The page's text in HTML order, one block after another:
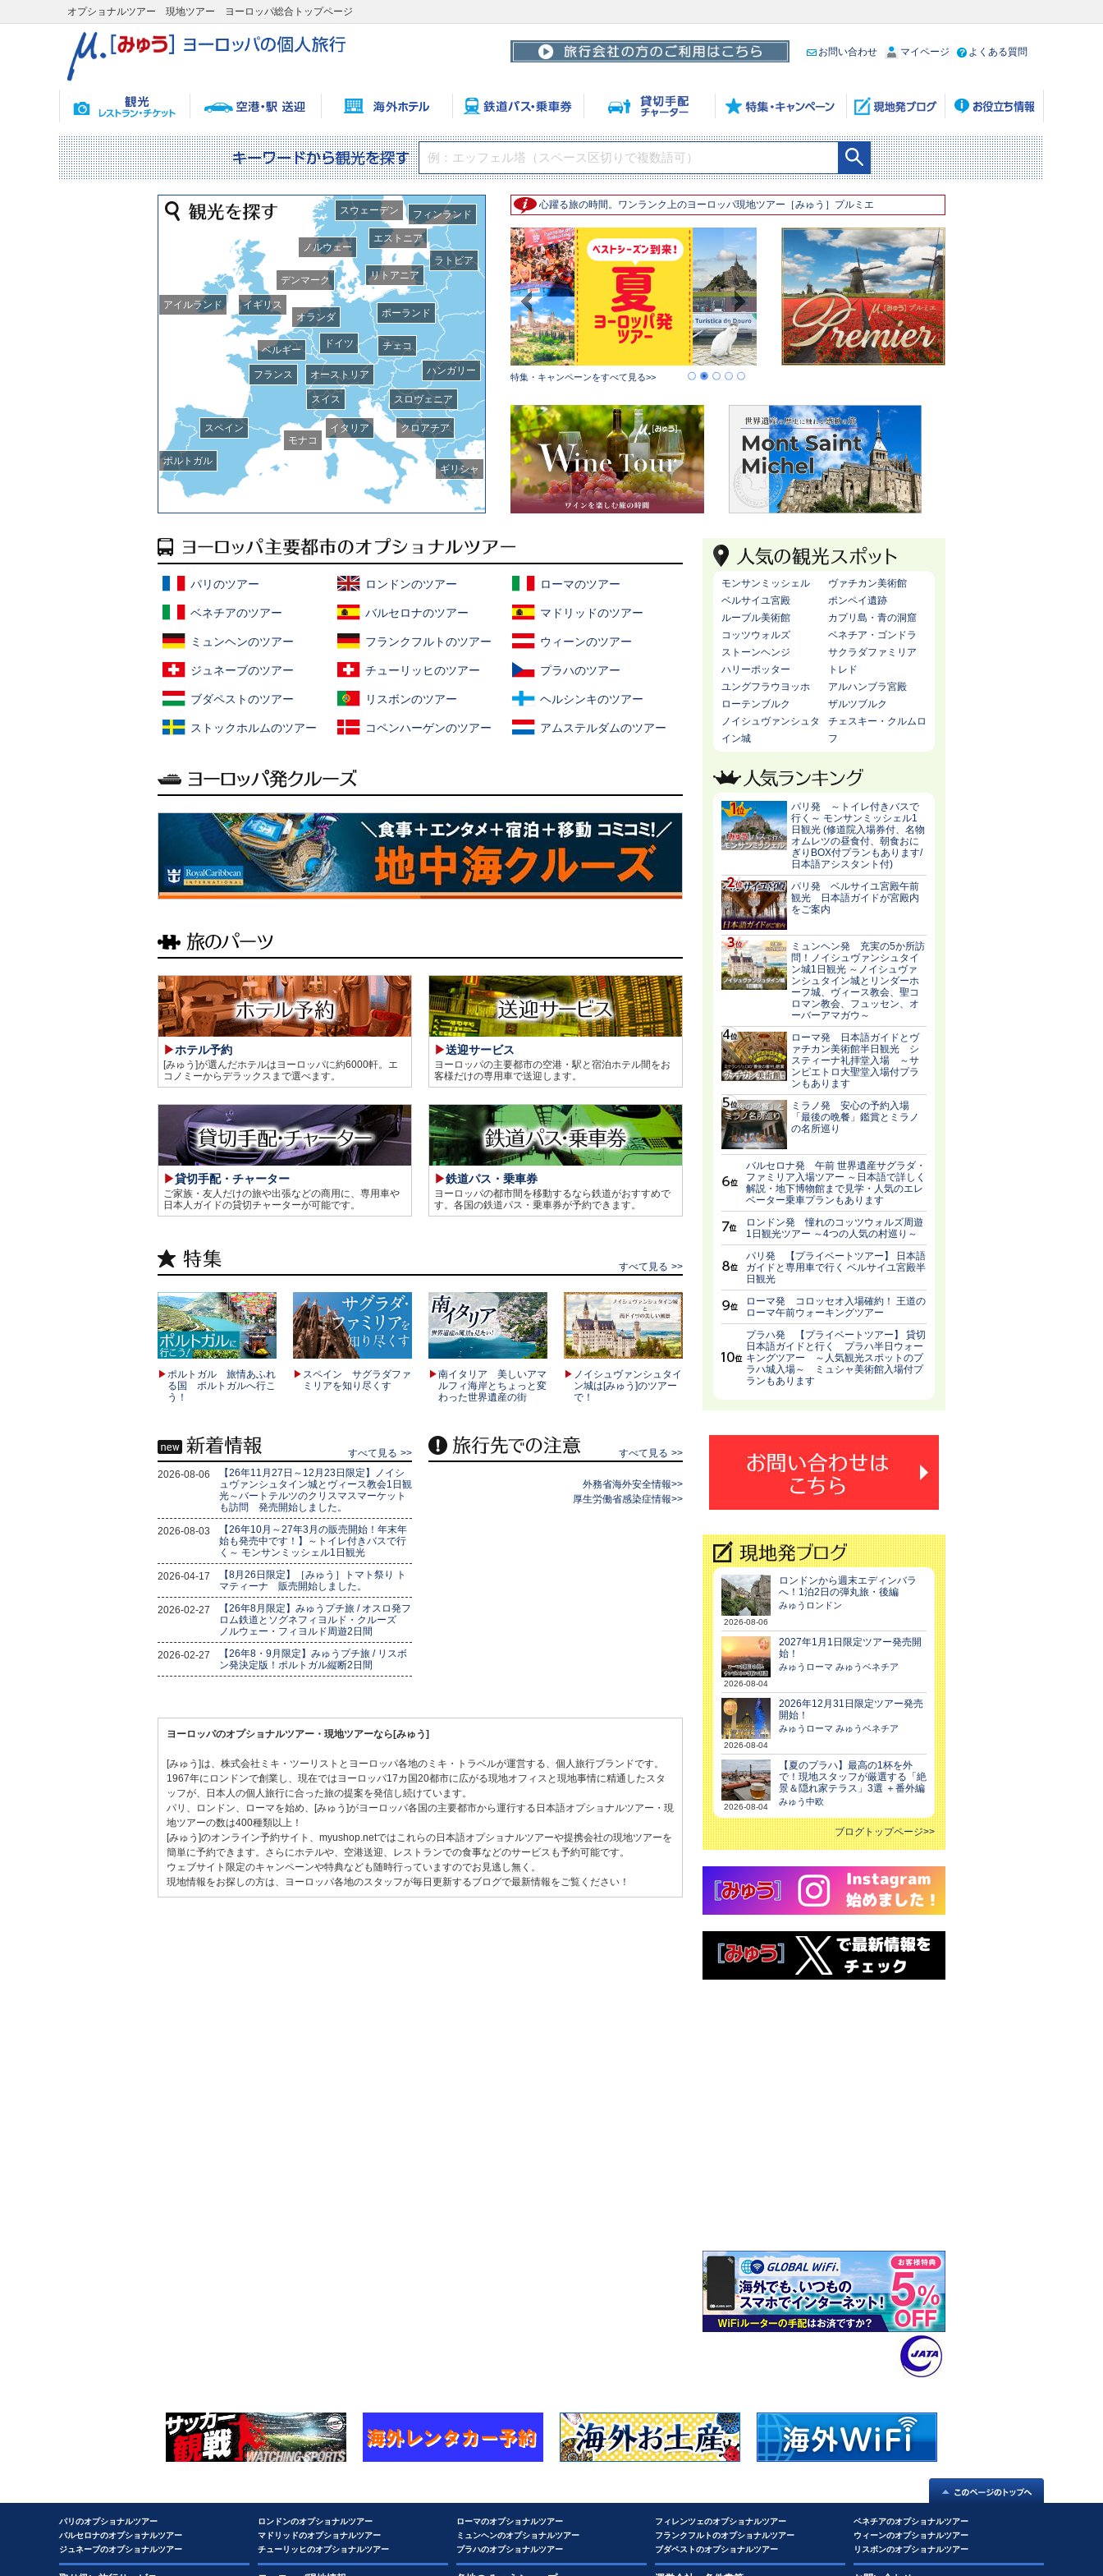
オプショナルツアー 現地ツアー ヨーロッパ総合トップページ
お問い合わせ マイページ よくある質問
フランス
イタリア
スペイン
イギリス
ドイツ
オーストリア
チェコ
ハンガリー
アイルランド
スイス
ベルギー
フィンランド
ノルウェー
ポーランド
ポルトガル
リトアニア
クロアチア
スロヴェニア
エストニア
ラトビア
スウェーデン
デンマーク
オランダ
モナコ
ギリシャ
心躍る旅の時間。ワンランク上のヨーロッパ現地ツアー［みゅう］プルミエ
特集・キャンペーンをすべて見る>>
パリのツアー ロンドンのツアー ローマのツアー
ベネチアのツアー バルセロナのツアー マドリッドのツアー
ミュンヘンのツアー フランクフルトのツアー ウィーンのツアー
ジュネーブのツアー チューリッヒのツアー プラハのツアー
ブダペストのツアー リスボンのツアー ヘルシンキのツアー
ストックホルムのツアー コペンハーゲンのツアー アムステルダムのツアー
ホテル予約
[みゅう]が選んだホテルはヨーロッパに約6000軒。エ
コノミーからデラックスまで選べます。
送迎サービス
ヨーロッパの主要都市の空港・駅と宿泊ホテル間をお
客様だけの専用車で送迎します。
貸切手配・チャーター
ご家族・友人だけの旅や出張などの商用に、専用車や
日本人ガイドの貸切チャーターが可能です。
鉄道パス・乗車券
ヨーロッパの都市間を移動するなら鉄道がおすすめで
す。各国の鉄道パス・乗車券が予約できます。
すべて見る
ポルトガル 旅情あふれ
る国 ポルトガルへ行こ
う！
スペイン サグラダファ
ミリアを知り尽くす
南イタリア 美しいアマ
ルフィ海岸とちょっと変
わった世界遺産の街
ノイシュヴァンシュタイ
ン城は[みゅう]のツアー
で！
すべて見る
2026-08-06
【26年11月27日～12月23日限定】ノイシ
ュヴァンシュタイン城とヴィース教会1日観
光～バートテルツのクリスマスマーケット
も訪問 発売開始しました。
2026-08-03
【26年10月～27年3月の販売開始！年末年
始も発売中です！】～トイレ付きバスで行
く～ モンサンミッシェル1日観光
2026-04-17
【8月26日限定】［みゅう］トマト祭り ト
マティーナ 販売開始しました。
2026-02-27
【26年8月限定】みゅうプチ旅 / オスロ発フ
ロム鉄道とソグネフィヨルド・クルーズ
ノルウェー・フィヨルド周遊2日間
2026-02-27
【26年8・9月限定】みゅうプチ旅 / リスボ
ン発決定版！ポルトガル縦断2日間
すべて見る
外務省海外安全情報>>
厚生労働省感染症情報>>
ヨーロッパのオプショナルツアー・現地ツアーなら[みゅう]
[みゅう]は、株式会社ミキ・ツーリストとヨーロッパ各地のミキ・トラベルが運営する、個人旅行ブランドです。
1967年にロンドンで創業し、現在ではヨーロッパ17カ国20都市に広がる現地オフィスと現地事情に精通したスタ
ッフが、日本人の個人旅行に合った旅の提案を発信し続けています。
パリ、ロンドン、ローマを始め、[みゅう]がヨーロッパ各国の主要都市から運行する日本語オプショナルツアー・現
地ツアーの数は400種類以上！
[みゅう]のオンライン予約サイト、myushop.netではこれらの日本語オプショナルツアーや提携会社の現地ツアーを
簡単に予約できます。さらにホテルや、空港送迎、レストランでの食事などのサービスも予約可能です。
ウェブサイト限定のキャンペーンや特典なども随時行っていますのでお見逃し無く。
現地情報をお探しの方は、ヨーロッパ各地のスタッフが毎日更新するブログで最新情報をご覧ください！
モンサンミッシェル
ヴァチカン美術館
ベルサイユ宮殿
ポンペイ遺跡
ルーブル美術館
カプリ島・青の洞窟
コッツウォルズ
ベネチア・ゴンドラ
ストーンヘンジ
サクラダファミリア
ハリーポッター
トレド
ユングフラウヨッホ
アルハンブラ宮殿
ローテンブルク
ザルツブルク
ノイシュヴァンシュタ
イン城
チェスキー・クルムロ
フ
パリ発 ～トイレ付きバスで
行く～ モンサンミッシェル1
日観光 (修道院入場券付、名物
オムレツの昼食付、朝食おに
ぎりBOX付プランもあります/
日本語アシスタント付)
パリ発 ベルサイユ宮殿午前
観光 日本語ガイドが宮殿内
をご案内
ミュンヘン発 充実の5か所訪
問！ノイシュヴァンシュタイ
ン城1日観光 ～ノイシュヴァ
ンシュタイン城とリンダーホ
ーフ城、ヴィース教会、聖コ
ロマン教会、フュッセン、オ
ーバーアマガウ～
ローマ発 日本語ガイドとヴ
ァチカン美術館半日観光 シ
スティーナ礼拝堂入場 ～サ
ンピエトロ大聖堂入場付プラ
ンもあります
ミラノ発 安心の予約入場
「最後の晩餐」鑑賞とミラノ
の名所巡り
バルセロナ発 午前 世界遺産サグラダ・
ファミリア入場ツアー ～日本語で詳しく
解説・地下博物館まで見学・人気のエレ
ベーター乗車プランもあります
ロンドン発 憧れのコッツウォルズ周遊
1日観光ツアー ～4つの人気の村巡り～
パリ発 【プライベートツアー】 日本語
ガイドと専用車で行く ベルサイユ宮殿半
日観光
ローマ発 コロッセオ入場確約！ 王道の
ローマ午前ウォーキングツアー
プラハ発 【プライベートツアー】 貸切
日本語ガイドと行く プラハ半日ウォー
キングツアー ～人気観光スポットのプ
ラハ城入場～ ミュシャ美術館入場付プ
ランもあります
2026-08-06
ロンドンから週末エディンバラ
へ！1泊2日の弾丸旅・後編
みゅうロンドン
2026-08-04
2027年1月1日限定ツアー発売開
始！
みゅうローマ みゅうベネチア
2026-08-04
2026年12月31日限定ツアー発売
開始！
みゅうローマ みゅうベネチア
2026-08-04
【夏のプラハ】最高の1杯を外
で！現地スタッフが厳選する「絶
景＆隠れ家テラス」3選 ＋番外編
みゅう中欧
ブログトップページ
パリのオプショナルツアー
バルセロナのオプショナルツアー
ジュネーブのオプショナルツアー
ロンドンのオプショナルツアー
マドリッドのオプショナルツアー
チューリッヒのオプショナルツアー
ローマのオプショナルツアー
ミュンヘンのオプショナルツアー
プラハのオプショナルツアー
フィレンツェのオプショナルツアー
フランクフルトのオプショナルツアー
ブダペストのオプショナルツアー
ベネチアのオプショナルツアー
ウィーンのオプショナルツアー
リスボンのオプショナルツアー